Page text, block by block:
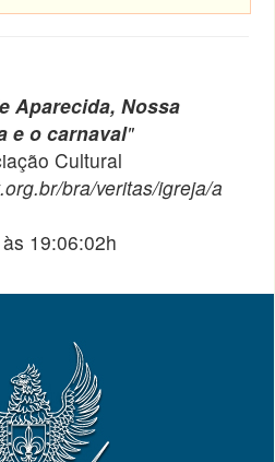
Aparecida, Nossa
e o carnaval"
Cultural
bra/veritas/igreja/a
19:06:02h